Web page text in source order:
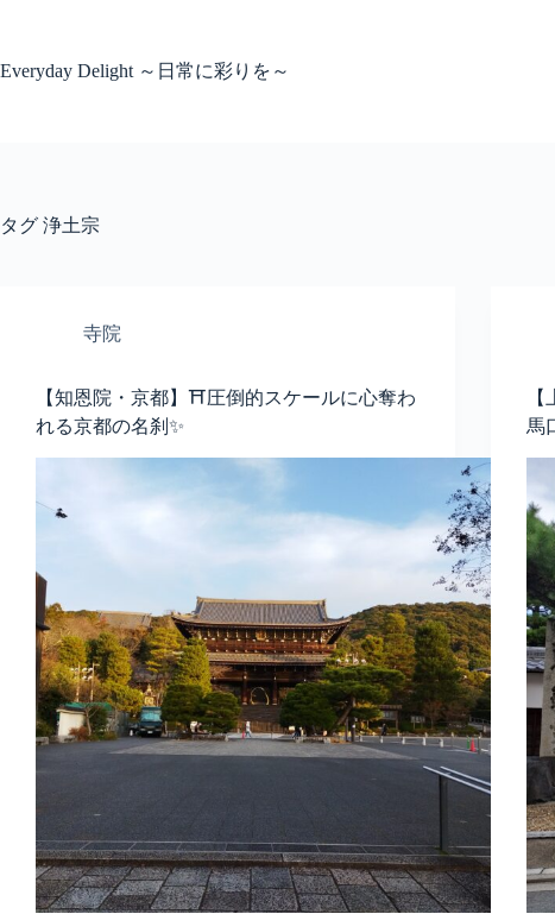
テ
プ
Everyday Delight ～日常に彩りを～
タグ 浄土宗
寺院
【知恩院・京都】⛩️圧倒的スケールに心奪わ
れる京都の名刹✨
馬